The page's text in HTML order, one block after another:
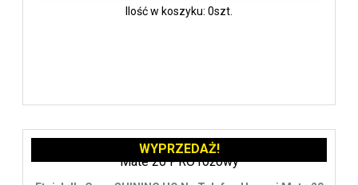
Ilość w koszyku: 0szt.
WYPRZEDAŻ!